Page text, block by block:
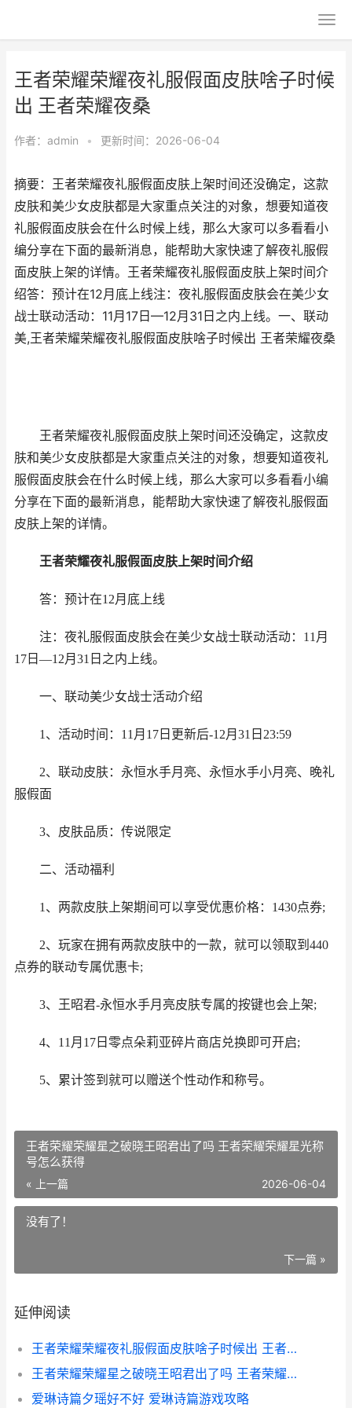
王者荣耀荣耀夜礼服假面皮肤啥子时候
出 王者荣耀夜桑
作者： admin • 更新时间：2026-06-04
摘要：王者荣耀夜礼服假面皮肤上架时间还没确定，这款
皮肤和美少女皮肤都是大家重点关注的对象，想要知道夜
礼服假面皮肤会在什么时候上线，那么大家可以多看看小
编分享在下面的最新消息，能帮助大家快速了解夜礼服假
面皮肤上架的详情。王者荣耀夜礼服假面皮肤上架时间介
绍答：预计在12月底上线注：夜礼服假面皮肤会在美少女
战士联动活动：11月17日—12月31日之内上线。一、联动
美,王者荣耀荣耀夜礼服假面皮肤啥子时候出 王者荣耀夜桑
王者荣耀夜礼服假面皮肤上架时间还没确定，这款皮
肤和美少女皮肤都是大家重点关注的对象，想要知道夜礼
服假面皮肤会在什么时候上线，那么大家可以多看看小编
分享在下面的最新消息，能帮助大家快速了解夜礼服假面
皮肤上架的详情。
王者荣耀夜礼服假面皮肤上架时间介绍
答：预计在12月底上线
注：夜礼服假面皮肤会在美少女战士联动活动：11月
17日—12月31日之内上线。
一、联动美少女战士活动介绍
1、活动时间：11月17日更新后-12月31日23:59
2、联动皮肤：永恒水手月亮、永恒水手小月亮、晚礼
服假面
3、皮肤品质：传说限定
二、活动福利
1、两款皮肤上架期间可以享受优惠价格：1430点券;
2、玩家在拥有两款皮肤中的一款，就可以领取到440
点券的联动专属优惠卡;
3、王昭君-永恒水手月亮皮肤专属的按键也会上架;
4、11月17日零点朵莉亚碎片商店兑换即可开启;
5、累计签到就可以赠送个性动作和称号。
王者荣耀荣耀星之破晓王昭君出了吗 王者荣耀荣耀星光称
号怎么获得
« 上一篇 2026-06-04
没有了！
下一篇 »
延伸阅读
王者荣耀荣耀夜礼服假面皮肤啥子时候出 王者荣耀夜桑
王者荣耀荣耀星之破晓王昭君出了吗 王者荣耀荣耀星光称号怎么获得
爱琳诗篇夕瑶好不好 爱琳诗篇游戏攻略